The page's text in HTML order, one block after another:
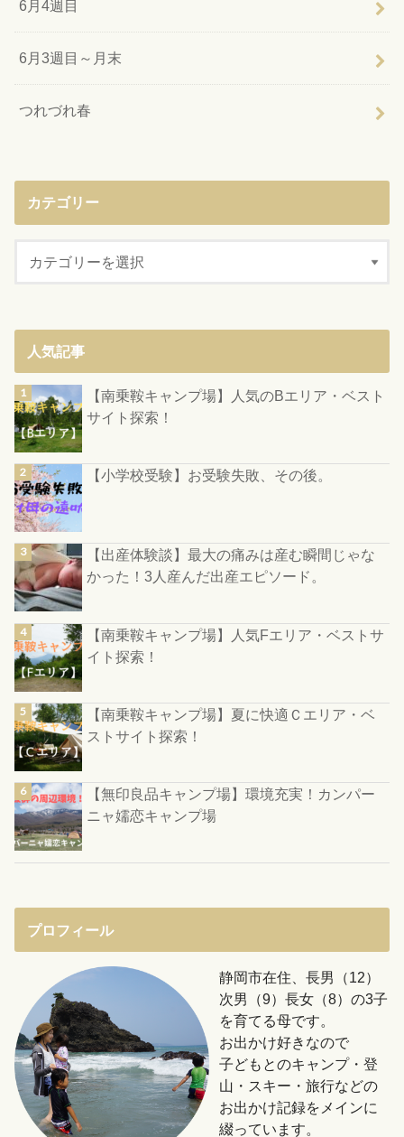
6月4週目
6月3週目～月末
つれづれ春
カテゴリー
人気記事
【南乗鞍キャンプ場】人気のBエリア・ベスト
サイト探索！
【小学校受験】お受験失敗、その後。
【出産体験談】最大の痛みは産む瞬間じゃな
かった！3人産んだ出産エピソード。
【南乗鞍キャンプ場】人気Fエリア・ベストサ
イト探索！
【南乗鞍キャンプ場】夏に快適Ｃエリア・ベ
ストサイト探索！
【無印良品キャンプ場】環境充実！カンパー
ニャ嬬恋キャンプ場
プロフィール
静岡市在住、長男（12）
次男（9）長女（8）の3子
を育てる母です。
お出かけ好きなので
子どもとのキャンプ・登
山・スキー・旅行などの
お出かけ記録をメインに
綴っています。